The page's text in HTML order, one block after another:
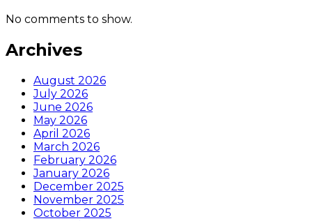
No comments to show.
Archives
August 2026
July 2026
June 2026
May 2026
April 2026
March 2026
February 2026
January 2026
December 2025
November 2025
October 2025